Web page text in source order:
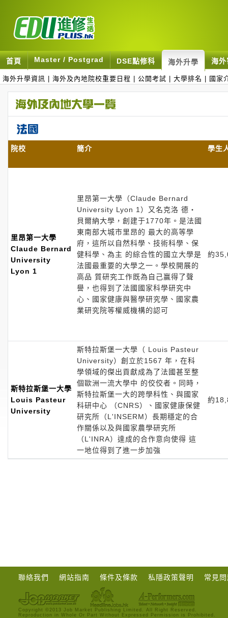
首頁 Master / Postgrad DSE點修科 海外升學 海
海外升學資訊 海外及內地院校重要日程 公開考試 大學排名 國家
院校 簡介 學生
里昂第一大學
Claude Bernard
University
Lyon 1
里昂第一大學（Claude Bernard
University Lyon 1）又名克洛 德‧
貝爾納大學，創建于1770年。是法國
東南部大城市里昂的 最大的高等學
府，這所以自然科學、技術科學、保
健科學、為主 的綜合性的國立大學是
法國最重要的大學之一。學校開展的
高品 質研究工作既為自己贏得了聲
譽，也得到了法國國家科學研究中
心、國家健康與醫學研究學、國家農
業研究院等權威機構的認可
約
斯特拉斯堡一大學
Louis Pasteur
University
斯特拉斯堡一大學（ Louis Pasteur
University）創立於1567 年，在科
學領域的傑出貢獻成為了法國甚至整
個歐洲一流大學中 的佼佼者。同時，
斯特拉斯堡一大的跨學科性、與國家
科研中心 （CNRS）、國家健康保健
研究所（L'INSERM）長期穩定的合
作關係以及與國家農學研究所
（L'INRA）達成的合作意向使得 這
一地位得到了進一步加強
約
聯絡我們 網站指南 條件及條款 私隱政策聲明 常見
Copyright ©2013 Job Market Publishing Limited. All Right Reserved.
Reproduction in Whole Or Part Without Expressed Permission is Prohibited.